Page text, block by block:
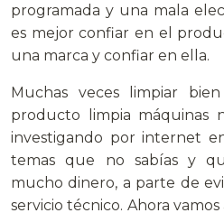
programada y una mala
es mejor confiar en el
una marca y confiar en ella.
Muchas veces limpiar
producto limpia máquinas
investigando por internet
temas que no sabías y
mucho dinero, a parte de
servicio técnico. Ahora